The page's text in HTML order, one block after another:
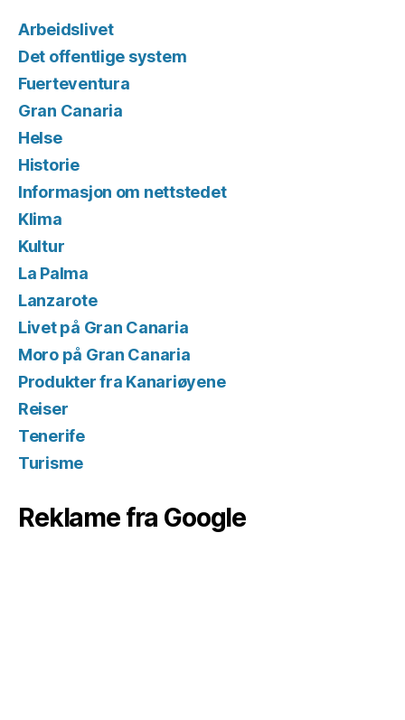
Arbeidslivet
Det offentlige system
Fuerteventura
Gran Canaria
Helse
Historie
Informasjon om nettstedet
Klima
Kultur
La Palma
Lanzarote
Livet på Gran Canaria
Moro på Gran Canaria
Produkter fra Kanariøyene
Reiser
Tenerife
Turisme
Reklame fra Google